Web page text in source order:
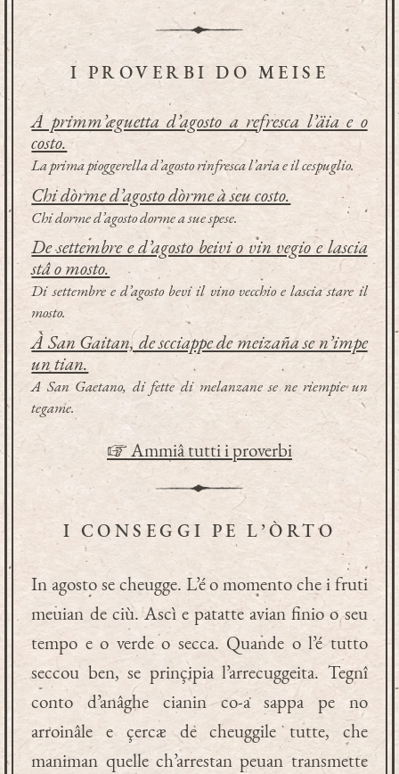
I PROVERBI DO MEISE
A primm’æguetta d’agosto a refresca l’äia e o
costo.
La prima pioggerella d’agosto rinfresca l’aria e il cespuglio.
Chi dòrme d’agosto dòrme à seu costo.
Chi dorme d’agosto dorme a sue spese.
De settembre e d’agosto beivi o vin vegio e lascia
stâ o mosto.
Di settembre e d’agosto bevi il vino vecchio e lascia stare il
mosto.
À San Gaitan, de scciappe de meizaña se n’impe
un tian.
A San Gaetano, di fette di melanzane se ne riempie un
tegame.
☞ Ammiâ tutti i proverbi
I CONSEGGI PE L’ÒRTO
In agosto se cheugge. L’é o momento che i fruti
meuian de ciù. Ascì e patatte avian finio o seu
tempo e o verde o secca. Quande o l’é tutto
seccou ben, se prinçipia l’arrecuggeita. Tegnî
conto d’anâghe cianin co-a sappa pe no
arroinâle e çercæ de cheuggile tutte, che
maniman quelle ch’arrestan peuan transmette